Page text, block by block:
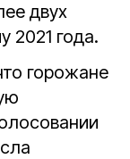
двух
2021 года.
горожане